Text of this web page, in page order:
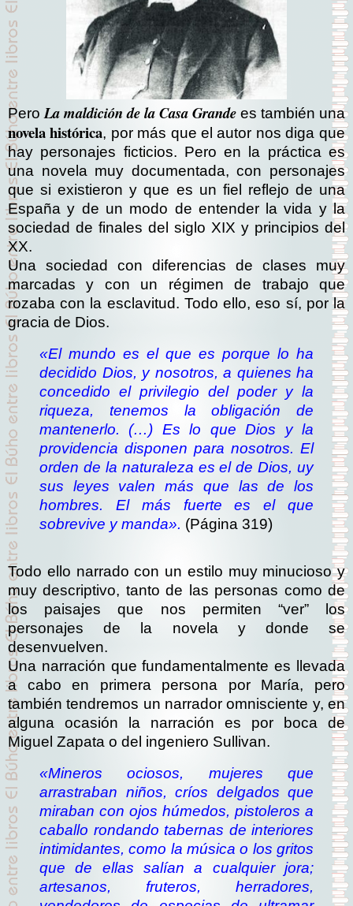
Pero La maldición de la Casa Grande es también una
novela histórica, por más que el autor nos diga que
hay personajes ficticios. Pero en la práctica es
una novela muy documentada, con personajes
que si existieron y que es un fiel reflejo de una
España y de un modo de entender la vida y la
sociedad de finales del siglo XIX y principios del
XX.
Una sociedad con diferencias de clases muy
marcadas y con un régimen de trabajo que
rozaba con la esclavitud. Todo ello, eso sí, por la
gracia de Dios.
«El mundo es el que es porque lo ha
decidido Dios, y nosotros, a quienes ha
concedido el privilegio del poder y la
riqueza, tenemos la obligación de
mantenerlo. (…) Es lo que Dios y la
providencia disponen para nosotros. El
orden de la naturaleza es el de Dios, uy
sus leyes valen más que las de los
hombres. El más fuerte es el que
sobrevive y manda». (Página 319)
Todo ello narrado con un estilo muy minucioso y
muy descriptivo, tanto de las personas como de
los paisajes que nos permiten “ver” los
personajes de la novela y donde se
desenvuelven.
Una narración que fundamentalmente es llevada
a cabo en primera persona por María, pero
también tendremos un narrador omnisciente y, en
alguna ocasión la narración es por boca de
Miguel Zapata o del ingeniero Sullivan.
«Mineros ociosos, mujeres que
arrastraban niños, críos delgados que
miraban con ojos húmedos, pistoleros a
caballo rondando tabernas de interiores
intimidantes, como la música o los gritos
que de ellas salían a cualquier jora;
artesanos, fruteros, herradores,